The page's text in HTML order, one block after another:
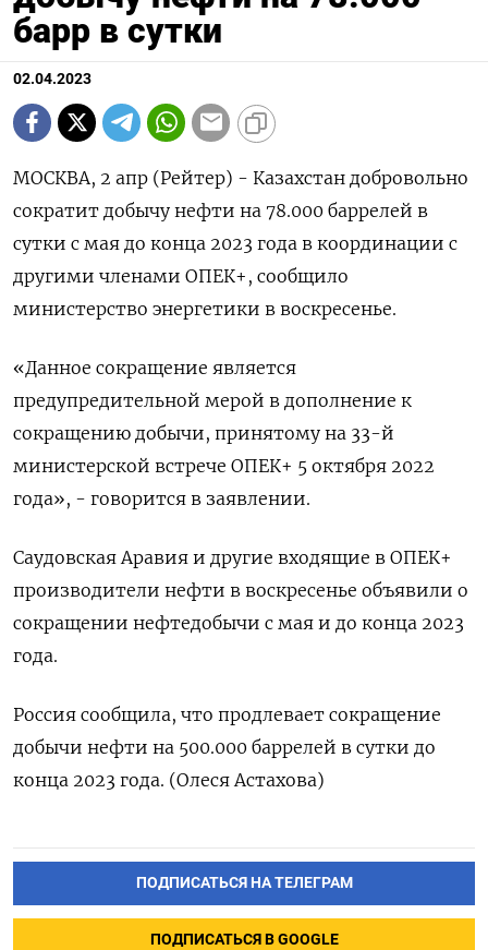
барр в сутки
02.04.2023
МОСКВА, 2 апр (Рейтер) - Казахстан добровольно
сократит добычу нефти на 78.000 баррелей в
сутки с мая до конца 2023 года в координации с
другими членами ОПЕК+, сообщило
министерство энергетики в воскресенье.
«Данное сокращение является
предупредительной мерой в дополнение к
сокращению добычи, принятому на 33-й
министерской встрече ОПЕК+ 5 октября 2022
года», - говорится в заявлении.
Саудовская Аравия и другие входящие в ОПЕК+
производители нефти в воскресенье объявили о
сокращении нефтедобычи с мая и до конца 2023
года.
Россия сообщила, что продлевает сокращение
добычи нефти на 500.000 баррелей в сутки до
конца 2023 года. (Олеся Астахова)
ПОДПИСАТЬСЯ НА ТЕЛЕГРАМ
ПОДПИСАТЬСЯ В GOOGLE